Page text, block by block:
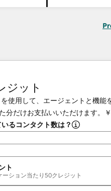
ジット
使用して、エージェントと機能
分だけお支払いいただけます。
るコンタクト数は？
ト
ション当たり 50クレジット